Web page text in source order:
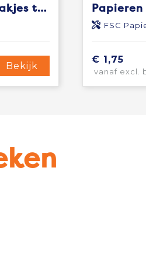
Doosje met 4 zakjes thee
Bekijk
FSC
€ 1,75
vanaf excl.